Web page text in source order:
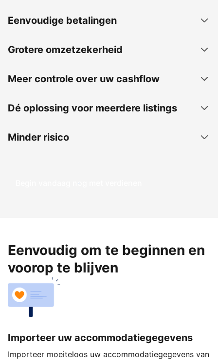
Eenvoudige betalingen
Grotere omzetzekerheid
Meer controle over uw cashflow
Dé oplossing voor meerdere listings
Minder risico
Begin vandaag nog met verdienen
Eenvoudig om te beginnen en
voorop te blijven
Importeer uw accommodatiegegevens
Importeer moeiteloos uw accommodatiegegevens van